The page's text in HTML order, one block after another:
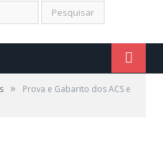
»
Prova e Gabarito dos ACS e